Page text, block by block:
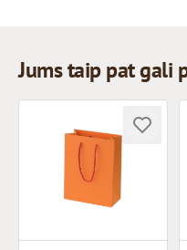
Jums taip pat gali